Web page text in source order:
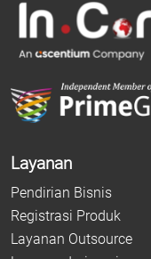
Layanan
Pendirian Bisnis
Registrasi Produk
Layanan Outsource